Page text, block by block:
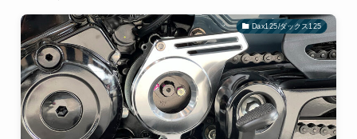
Dax125/ダックス125